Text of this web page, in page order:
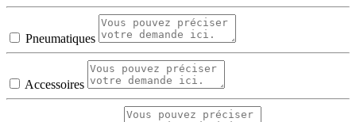
Pneumatiques
Accessoires